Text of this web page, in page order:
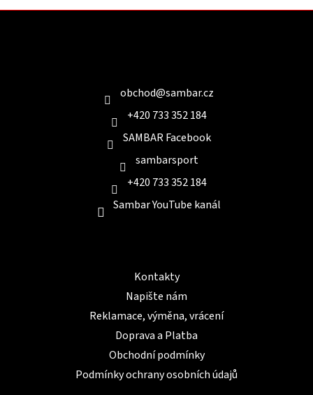
obchod@sambar.cz
+420 733 352 184
SAMBAR Facebook
sambarsport
+420 733 352 184
Sambar YouTube kanál
Kontakty
Napište nám
Reklamace, výměna, vrácení
Doprava a Platba
Obchodní podmínky
Podmínky ochrany osobních údajů